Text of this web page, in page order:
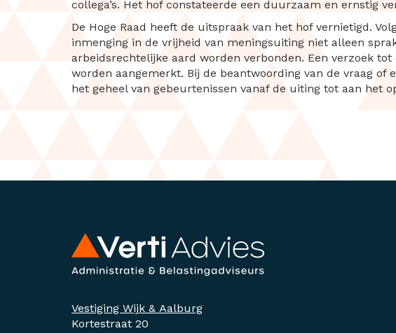
collega’s. Het hof constateerde een duurzaam en ernstig
De Hoge Raad heeft de uitspraak van het hof vernietigd.
inmenging in de vrijheid van meningsuiting niet alleen
arbeidsrechtelijke aard worden verbonden. Een verzoek
worden aangemerkt. Bij de beantwoording van de vraag
het geheel van gebeurtenissen vanaf de uiting tot aan het
Vestiging Wijk & Aalburg
Kortestraat 20